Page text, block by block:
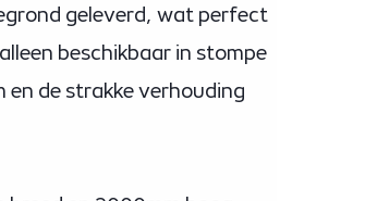
geleverd, wat perfect
beschikbaar in stompe
en de strakke verhouding